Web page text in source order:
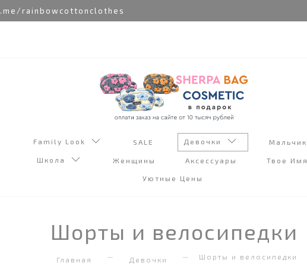
rainbowcottonclothes
Family Look SALE Девочки
Школа Женщины Аксессуары Твое Имя
Уютные Цены
Шорты и велосипедки
Главная Девочки Шорты и велосипедки